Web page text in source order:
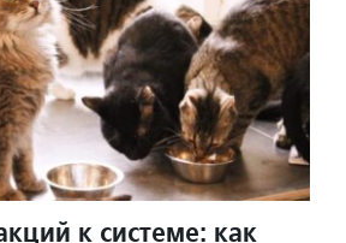
к системе: как